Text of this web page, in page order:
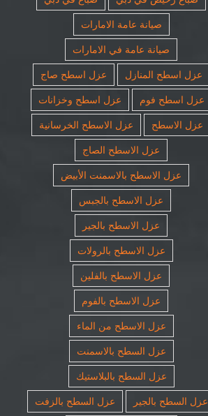
صيانة عامة الامارات
صيانة عامة في الامارات
عزل اسطح المنازل
عزل اسطح صاج
عزل اسطح فوم
عزل اسطح وخزانات
عزل الاسطح
عزل الاسطح الخرسانية
عزل الاسطح الصاج
عزل الاسطح بالاسمنت الأبيض
عزل الاسطح بالجبس
عزل الاسطح بالجير
عزل الاسطح بالرولات
عزل الاسطح بالفلين
عزل الاسطح بالفوم
عزل الاسطح من الماء
عزل السطح بالاسمنت
عزل السطح بالبلاستيك
عزل السطح بالجير
عزل السطح بالزفت